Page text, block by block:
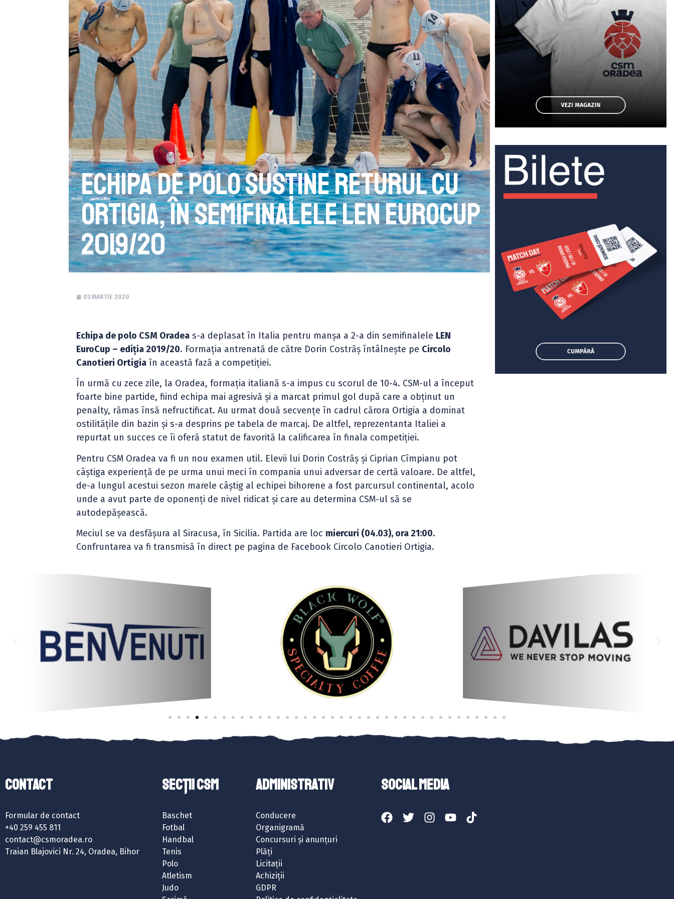
Echipa de polo susține returul cu
Ortigia, în semifinalele LEN EuroCup
2019/20
03 MARTIE 2020
Echipa de polo CSM Oradea s-a deplasat în Italia pentru manșa a 2-a din semifinalele LEN
EuroCup – ediția 2019/20. Formația antrenată de către Dorin Costrăș întâlnește pe Circolo
Canotieri Ortigia în această fază a competiției.
În urmă cu zece zile, la Oradea, formația italiană s-a impus cu scorul de 10-4. CSM-ul a început
foarte bine partide, fiind echipa mai agresivă și a marcat primul gol după care a obținut un
penalty, rămas însă nefructificat. Au urmat două secvențe în cadrul cărora Ortigia a dominat
ostilitățile din bazin și s-a desprins pe tabela de marcaj. De altfel, reprezentanta Italiei a
repurtat un succes ce îi oferă statut de favorită la calificarea în finala competiției.
Pentru CSM Oradea va fi un nou examen util. Elevii lui Dorin Costrăș și Ciprian Cîmpianu pot
câștiga experiență de pe urma unui meci în compania unui adversar de certă valoare. De altfel,
de-a lungul acestui sezon marele câștig al echipei bihorene a fost parcursul continental, acolo
unde a avut parte de oponenți de nivel ridicat și care au determina CSM-ul să se
autodepășească.
Meciul se va desfășura al Siracusa, în Sicilia. Partida are loc miercuri (04.03), ora 21:00.
Confruntarea va fi transmisă în direct pe pagina de Facebook Circolo Canotieri Ortigia.
Contact
Formular de contact
+40 259 455 811
contact@csmoradea.ro
Traian Blajovici Nr. 24, Oradea, Bihor
SECȚII CSM
Baschet
Fotbal
Handbal
Tenis
Polo
Atletism
Judo
ADMINISTRATIV
Conducere
Organigramă
Concursuri și anunțuri
Plăți
Licitații
Achiziții
GDPR
SOCIAL MEDIA